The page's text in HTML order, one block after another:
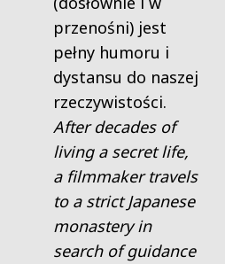
przenośni) jest
pełny humoru i
dystansu do naszej
rzeczywistości.
After decades of
living a secret life,
a filmmaker travels
to a strict Japanese
monastery in
search of guidance